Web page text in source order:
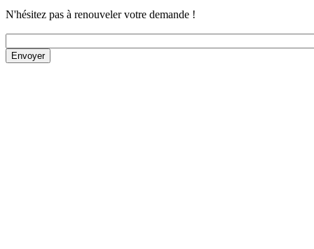
N'hésitez pas à renouveler votre demande !